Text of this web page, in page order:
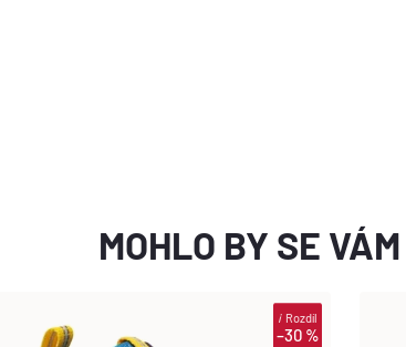
MOHLO BY SE
–30 %
iRozdíl